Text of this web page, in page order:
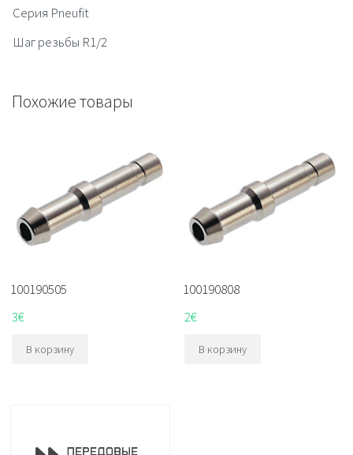
Серия Pneufit
Шаг резьбы R1/2
Похожие товары
100190505
3€
В корзину
100190808
2€
В корзину